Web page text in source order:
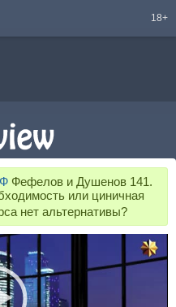
18+
Фефелов и Душенов 141.
или циничная
нет альтернативы?